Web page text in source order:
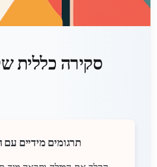
סקירה כללית
תרגומים מידיים עם